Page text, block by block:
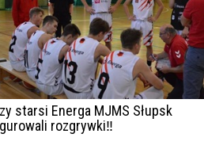
starsi Energa MJMS Słupsk
rozgrywki‼️